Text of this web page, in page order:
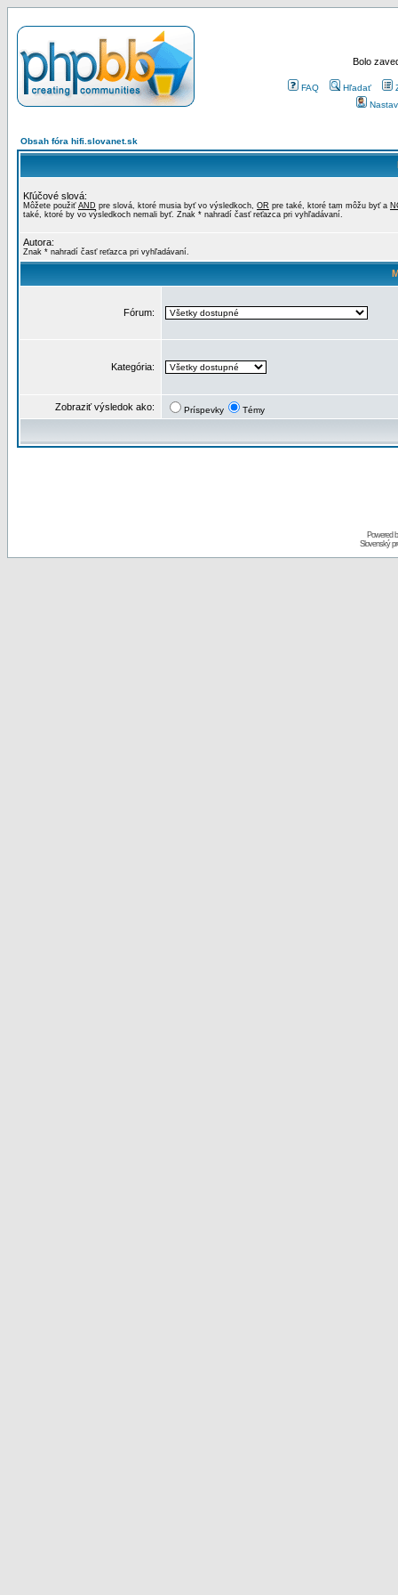
Bolo
FAQ Hľadať
Obsah fóra hifi.slovanet.sk
Kľúčové slová:
Môžete použiť AND pre slová, ktoré musia byť vo výsledkoch, OR pre také, ktoré tam môžu byť a
také, ktoré by vo výsledkoch nemali byť. Znak * nahradí časť reťazca pri vyhľadávaní.
Autora:
Znak * nahradí časť reťazca pri vyhľadávaní.
Fórum:
Kategória:
Zobraziť výsledok ako: Príspevky Témy
Powered
Slovenský